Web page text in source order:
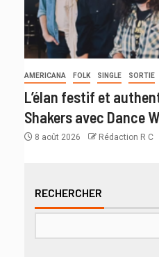
AMERICANA FOLK SINGLE SORTIE
L’élan festif et
Shakers avec Dance
8 août 2026 Rédaction R C
RECHERCHER